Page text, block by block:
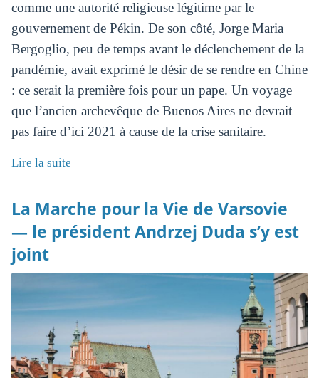
comme une autorité religieuse légitime par le
gouvernement de Pékin. De son côté, Jorge Maria
Bergoglio, peu de temps avant le déclenchement de la
pandémie, avait exprimé le désir de se rendre en Chine
: ce serait la première fois pour un pape. Un voyage
que l’ancien archevêque de Buenos Aires ne devrait
pas faire d’ici 2021 à cause de la crise sanitaire.
Lire la suite
La Marche pour la Vie de Varsovie
— le président Andrzej Duda s’y est
joint